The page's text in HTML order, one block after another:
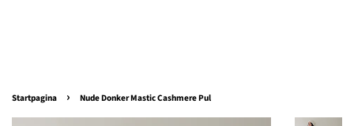
Startpagina › Nude Donker Mastic Cashmere Pul